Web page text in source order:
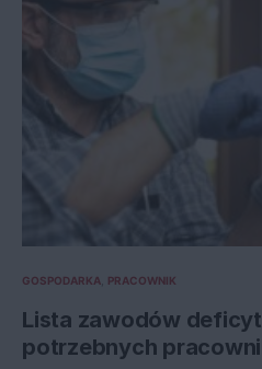
GOSPODARKA PRACOWNIK
Lista zawodów
potrzebnych